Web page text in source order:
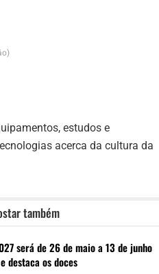
estudos e
acerca da cultura da
também
será de 26 de maio a 13 de junho
destaca os doces